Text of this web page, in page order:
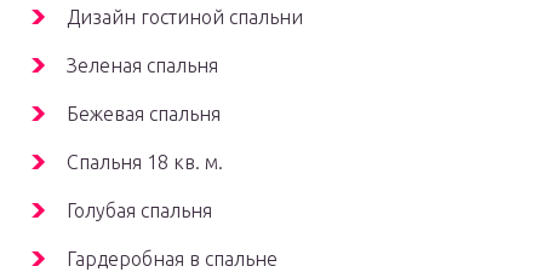
Дизайн гостиной спальни
Зеленая спальня
Бежевая спальня
Спальня 18 кв. м.
Голубая спальня
Гардеробная в спальне